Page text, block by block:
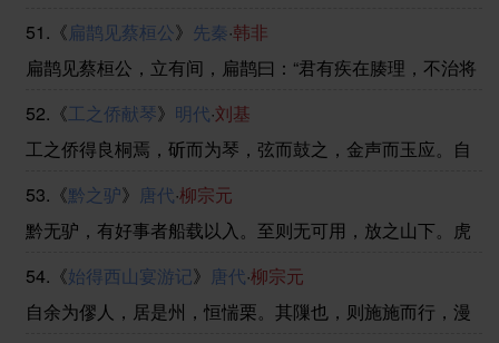
问：“欲至何所？”答曰：“欲至宛市。”鬼言：“我亦欲至宛
市。”遂行。数里，鬼言：“步行太亟，可共递相 ......
51.《扁鹊见蔡桓公》 先秦·韩非
扁鹊见蔡桓公，立有间，扁鹊曰：“君有疾在腠理，不治将
不病以为功！”居十日，扁鹊复见，曰：“君之病在肌肤，
不治将益深。”桓侯不应。扁鹊出，桓侯又不 ......
52.《工之侨献琴》 明代·刘基
工之侨得良桐焉，斫而为琴，弦而鼓之，金声而玉应。自
古。”还之。工之侨以归，谋诸漆工，作断纹焉；又谋诸篆
工，作古窾焉。匣而埋诸土，期年出之，抱以适市。贵人
过 ......
53.《黔之驴》 唐代·柳宗元
黔无驴，有好事者船载以入。至则无可用，放之山下。虎
慭然，莫相知。他日，驴一鸣，虎大骇，远遁；以为且噬
己也，甚恐。然往来视之，觉无异能者；益习其声，又近
......
54.《始得西山宴游记》 唐代·柳宗元
自余为僇人，居是州，恒惴栗。其隟也，则施施而行，漫